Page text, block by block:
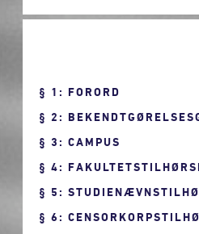
1: FORORD
2:
3: CAMPUS
4:
5:
6: